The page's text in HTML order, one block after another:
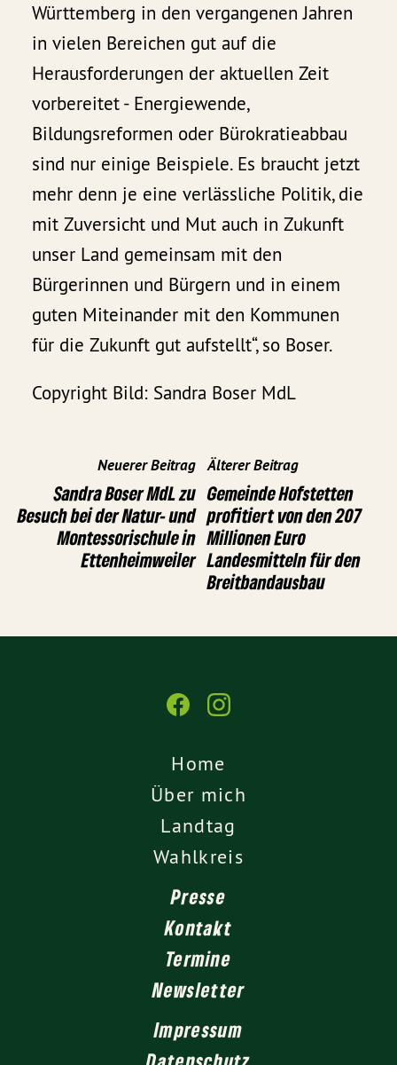
Württemberg in den vergangenen Jahren
in vielen Bereichen gut auf die
Herausforderungen der aktuellen Zeit
vorbereitet - Energiewende,
Bildungsreformen oder Bürokratieabbau
sind nur einige Beispiele. Es braucht jetzt
mehr denn je eine verlässliche Politik, die
mit Zuversicht und Mut auch in Zukunft
unser Land gemeinsam mit den
Bürgerinnen und Bürgern und in einem
guten Miteinander mit den Kommunen
für die Zukunft gut aufstellt“, so Boser.
Copyright Bild: Sandra Boser MdL
Neuerer Beitrag
Sandra Boser MdL zu
Besuch bei der Natur- und
Montessorischule in
Ettenheimweiler
Älterer Beitrag
Gemeinde Hofstetten
profitiert von den 207
Millionen Euro
Landesmitteln für den
Breitbandausbau
Home
Über mich
Landtag
Wahlkreis
Presse
Kontakt
Termine
Newsletter
Impressum